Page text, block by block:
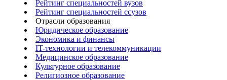
Рейтинг специальностей вузов
Рейтинг специальностей ссузов
Отрасли образования
Юридическое образование
Экономика и финансы
IT-технологии и телекоммуникации
Медицинское образование
Культурное образование
Религиозное образование